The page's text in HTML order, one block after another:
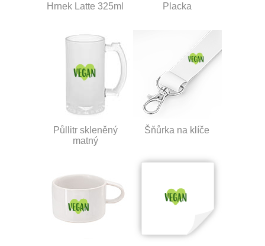
Hrnek Latte 325ml Placka
Půllitr skleněný
matný
Šňůrka na klíče